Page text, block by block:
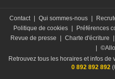
Contact Qui sommes-nous
Politique de cookies
Préférences
Revue de presse
Charte d'écriture
Retrouvez tous les horaires et infos
0 892 892 892